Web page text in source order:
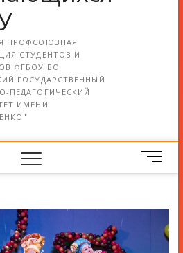
ПРОФСОЮЗНАЯ
СТУДЕНТОВ И
ФГБОУ ВО
ГОСУДАРСТВЕННЫЙ
ПЕДАГОГИЧЕСКИЙ
ИМЕНИ
М
е